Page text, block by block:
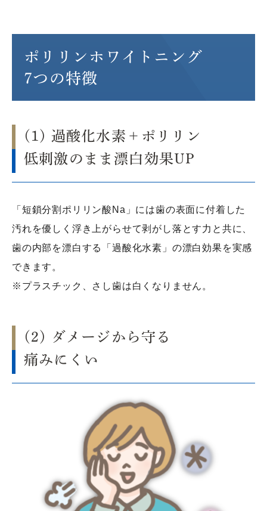
ポリリンホワイトニング
7つの特徴
(1) 過酸化水素＋ポリリン
低刺激のまま漂白効果UP
「短鎖分割ポリリン酸Na」には歯の表面に付着した
汚れを優しく浮き上がらせて剥がし落とす力と共に、
歯の内部を漂白する「過酸化水素」の漂白効果を実感
できます。
※プラスチック、さし歯は白くなりません。
(2) ダメージから守る
痛みにくい